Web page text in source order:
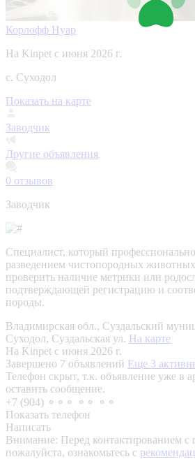
Корлофф Нуар
На Kinpet c июня 2026 г.
с. Суходол
Показать на карте
Заводчик
Другие объявления
0 отзывов
Заводчик
Специалист, который
разведением чистопородных
проверить наличие метрики или
подтверждающей регистрацию и
породы.
Владимирская обл., Суздальский
Суходол, Суздальская ул. На карте
На Kinpet c июня 2026 г.
Завершено 7 объявлений Еще 3
Телефон скрыт, т.к. объявление уже в
оставить сообщение.
+7 (904) ⚬⚬⚬ ⚬⚬ ⚬⚬
Показать телефон
Написать
Внимание: Перед контактированием с
пожалуйста, ознакомьтесь с